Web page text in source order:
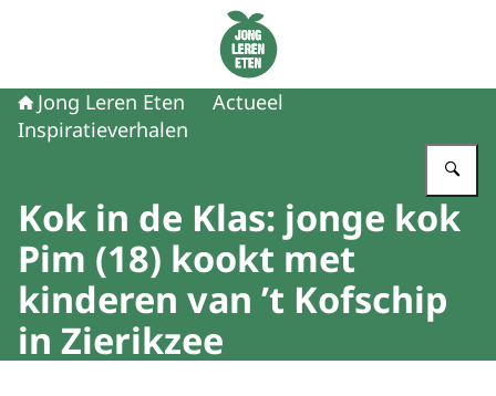
Naar de homepage van Jong Leren Eten
Jong Leren Eten
Actueel
Inspiratieverhalen
Kok in de Klas: jonge kok
Pim (18) kookt met
kinderen van ’t Kofschip
in Zierikzee